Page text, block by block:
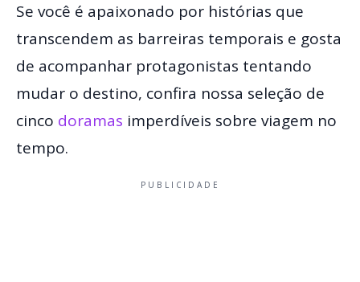
Se você é apaixonado por histórias que
transcendem as barreiras temporais e gosta
de acompanhar protagonistas tentando
mudar o destino, confira nossa seleção de
cinco doramas imperdíveis sobre viagem no
tempo.
PUBLICIDADE